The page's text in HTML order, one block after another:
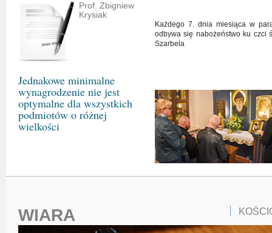
Prof. Zbigniew
Krysiak
Jednakowe minimalne
wynagrodzenie nie jest
optymalne dla wszystkich
podmiotów o różnej
wielkości
Każdego 7. dnia miesiąca w
odbywa się nabożeństwo ku czci
Szarbela
WIARA